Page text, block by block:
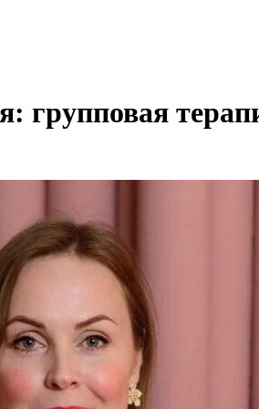
групповая